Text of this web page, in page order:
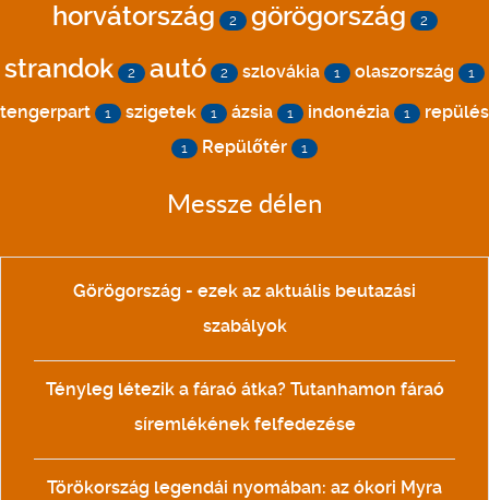
horvátország 2 görögország 2
strandok 2 autó 2 szlovákia 1 olaszország 1
tengerpart 1 szigetek 1 ázsia 1 indonézia 1 repülés
1 Repülőtér 1
Messze délen
Görögország - ezek az aktuális beutazási
szabályok
Tényleg létezik a fáraó átka? Tutanhamon fáraó
síremlékének felfedezése
Törökország legendái nyomában: az ókori Myra